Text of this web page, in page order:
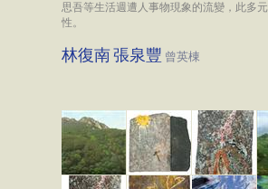
思吾等生活週遭人事物現象的流變，此多
性。
林復南張泉豐 曾英棟